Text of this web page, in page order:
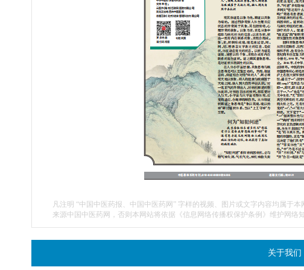
凡注明 “中国中医药报、中国中医药网” 字样的视频、图片或文字内容均属于
来源中国中医药网，否则本网站将依据《信息网络传播权保护条例》维护网络知
关于我们